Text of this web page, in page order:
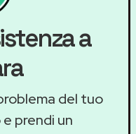
a
del tuo
prendi un